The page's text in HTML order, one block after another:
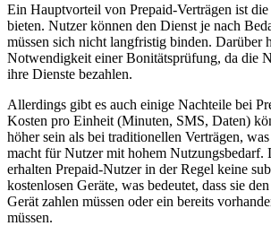
Ein Hauptvorteil von Prepaid-Verträgen ist
bieten. Nutzer können den Dienst je nach
müssen sich nicht langfristig binden. Darüber
Notwendigkeit einer Bonitätsprüfung, da die
ihre Dienste bezahlen.
Allerdings gibt es auch einige Nachteile bei
Kosten pro Einheit (Minuten, SMS, Daten)
höher sein als bei traditionellen Verträgen,
macht für Nutzer mit hohem Nutzungsbedarf.
erhalten Prepaid-Nutzer in der Regel keine
kostenlosen Geräte, was bedeutet, dass sie
Gerät zahlen müssen oder ein bereits
müssen.